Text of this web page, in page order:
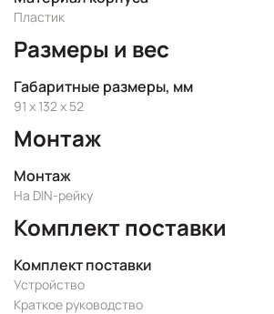
Пластик
Размеры и вес
Габаритные размеры, мм
91 x 132 x 52
Монтаж
Монтаж
На DIN-рейку
Комплект поставки
Комплект поставки
Устройство
Краткое руководство